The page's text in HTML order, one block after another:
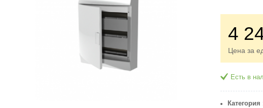
4
Цена за
Есть в
Категория